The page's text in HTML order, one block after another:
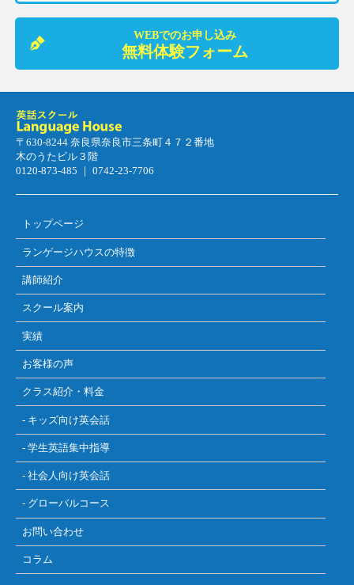
WEBでのお申し込み
無料体験フォーム
〒630-8244 奈良県奈良市三条町４７２番地
木のうたビル３階
0120-873-485 ｜ 0742-23-7706
トップページ
ランゲージハウスの特徴
講師紹介
スクール案内
実績
お客様の声
クラス紹介・料金
- キッズ向け英会話
- 学生英語集中指導
- 社会人向け英会話
- グローバルコース
お問い合わせ
コラム